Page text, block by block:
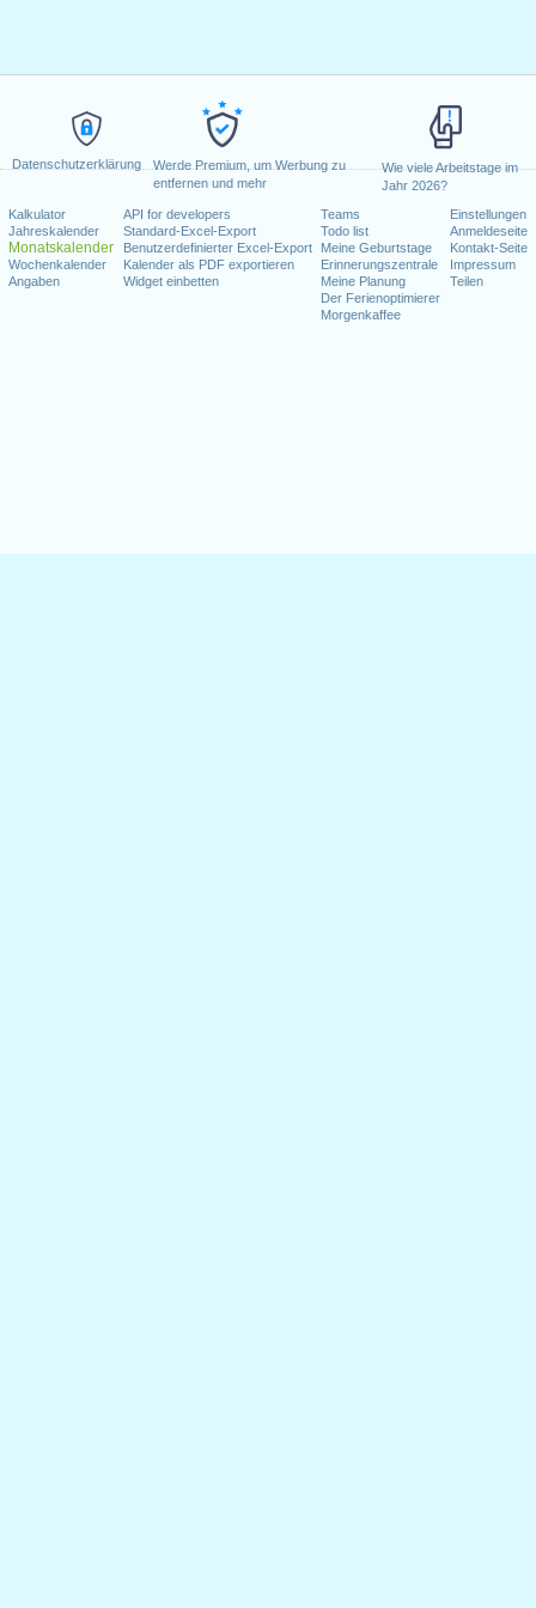
Datenschutzerklärung
Werde Premium, um Werbung zu
entfernen und mehr
Wie viele Arbeitstage im
Jahr 2026?
Kalkulator
Jahreskalender
Monatskalender
Wochenkalender
Angaben
API for developers
Standard-Excel-Export
Benutzerdefinierter Excel-Export
Kalender als PDF exportieren
Widget einbetten
Teams
Todo list
Meine Geburtstage
Erinnerungszentrale
Meine Planung
Der Ferienoptimierer
Morgenkaffee
Einstellungen
Anmeldeseite
Kontakt-Seite
Impressum
Teilen